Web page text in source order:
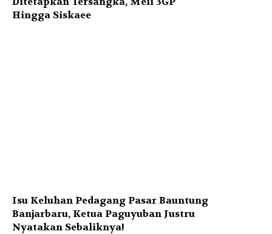
Hingga Siskaee
Isu Keluhan Pedagang Pasar Bauntung
Banjarbaru, Ketua Paguyuban Justru
Nyatakan Sebaliknya!